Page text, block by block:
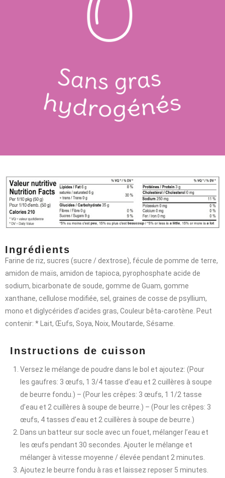
Ingrédients
Farine de riz, sucres (sucre / dextrose), fécule de pomme de terre,
amidon de maïs, amidon de tapioca, pyrophosphate acide de
sodium, bicarbonate de soude, gomme de Guam, gomme
xanthane, cellulose modifiée, sel, graines de cosse de psyllium,
mono et diglycérides d’acides gras, Couleur bêta-carotène. Peut
contenir: * Lait, Œufs, Soya, Noix, Moutarde, Sésame.
Instructions de cuisson
Versez le mélange de poudre dans le bol et ajoutez: (Pour
les gaufres: 3 œufs, 1 3/4 tasse d’eau et 2 cuillères à soupe
de beurre fondu.) – (Pour les crêpes: 3 œufs, 1 1/2 tasse
d’eau et 2 cuillères à soupe de beurre.) – (Pour les crêpes: 3
œufs, 4 tasses d’eau et 2 cuillères à soupe de beurre.)
Dans un batteur sur socle avec un fouet, mélanger l’eau et
les œufs pendant 30 secondes. Ajouter le mélange et
mélanger à vitesse moyenne / élevée pendant 2 minutes.
Ajoutez le beurre fondu à ras et laissez reposer 5 minutes.